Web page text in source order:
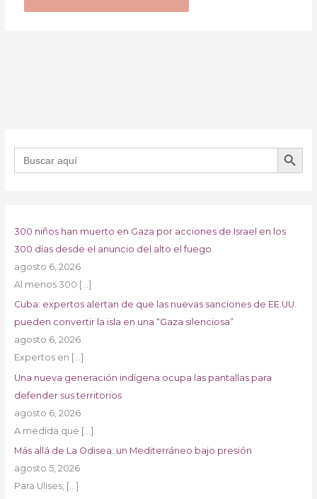
Buscar: BOTÓN DE
300 niños han muerto en Gaza por acciones de Israel en los
300 días desde el anuncio del alto el fuego
agosto 6, 2026
Al menos 300 […]
Cuba: expertos alertan de que las nuevas sanciones de EE.UU.
pueden convertir la isla en una “Gaza silenciosa”
agosto 6, 2026
Expertos en […]
Una nueva generación indígena ocupa las pantallas para
defender sus territorios
agosto 6, 2026
A medida que […]
Más allá de La Odisea: un Mediterráneo bajo presión
agosto 5, 2026
Para Ulises, […]